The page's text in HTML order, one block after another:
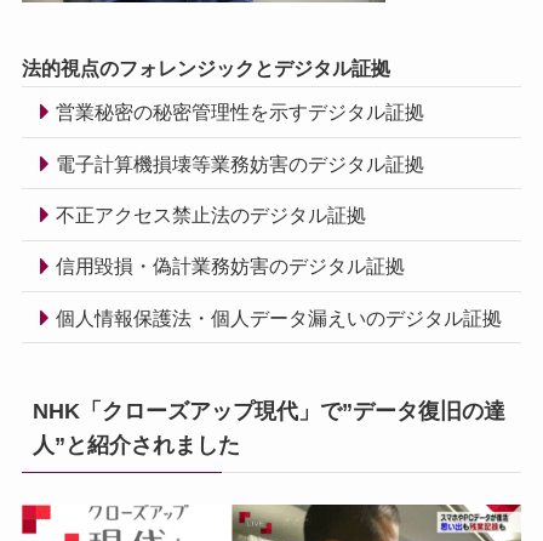
法的視点のフォレンジックとデジタル証拠
営業秘密の秘密管理性を示すデジタル証拠
電子計算機損壊等業務妨害のデジタル証拠
不正アクセス禁止法のデジタル証拠
信用毀損・偽計業務妨害のデジタル証拠
個人情報保護法・個人データ漏えいのデジタル証拠
NHK「クローズアップ現代」で”データ復旧の達
人”と紹介されました